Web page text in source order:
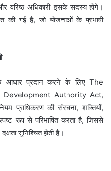
वरिष्ठ अधिकारी इसके सदस्य होंगे।
की गई है, जो योजनाओं के प्रभावी
आधार प्रदान करने के लिए The
Development Authority Act,
प्राधिकरण की संरचना, शक्तियों,
स्पष्ट रूप से परिभाषित करता है, जिससे
सुनिश्चित होती है।